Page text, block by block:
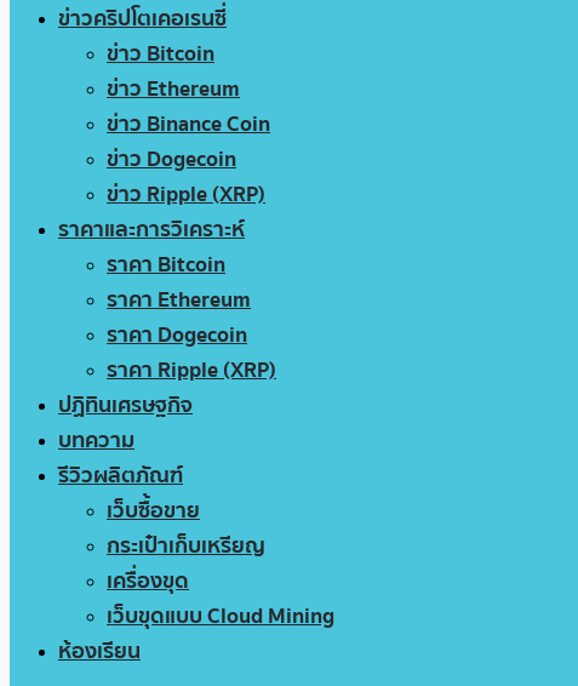
ข่าวคริปโตเคอเรนซี่
ข่าว Bitcoin
ข่าว Ethereum
ข่าว Binance Coin
ข่าว Dogecoin
ข่าว Ripple (XRP)
ราคาและการวิเคราะห์
ราคา Bitcoin
ราคา Ethereum
ราคา Dogecoin
ราคา Ripple (XRP)
ปฏิทินเศรษฐกิจ
บทความ
รีวิวผลิตภัณฑ์
เว็บซื้อขาย
กระเป๋าเก็บเหรียญ
เครื่องขุด
เว็บขุดแบบ Cloud Mining
ห้องเรียน